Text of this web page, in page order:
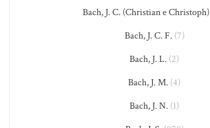
Bach, J. C. (Christian e Christoph)
Bach, J. C. F.(7)
Bach, J. L. (2)
Bach, J. M. (4)
Bach, J. N. (1)